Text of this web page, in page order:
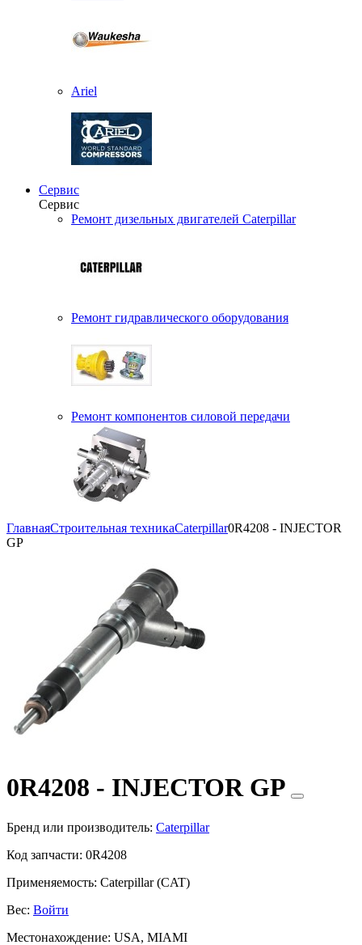
Ariel
Сервис
Сервис
Ремонт дизельных двигателей Caterpillar
Ремонт гидравлического оборудования
Ремонт компонентов силовой передачи
ГлавнаяСтроительная техникаCaterpillar0R4208 - INJECTOR
GP
0R4208 - INJECTOR GP
Бренд или производитель: Caterpillar
Код запчасти: 0R4208
Применяемость: Caterpillar (CAT)
Вес: Войти
Местонахождение: USA, MIAMI